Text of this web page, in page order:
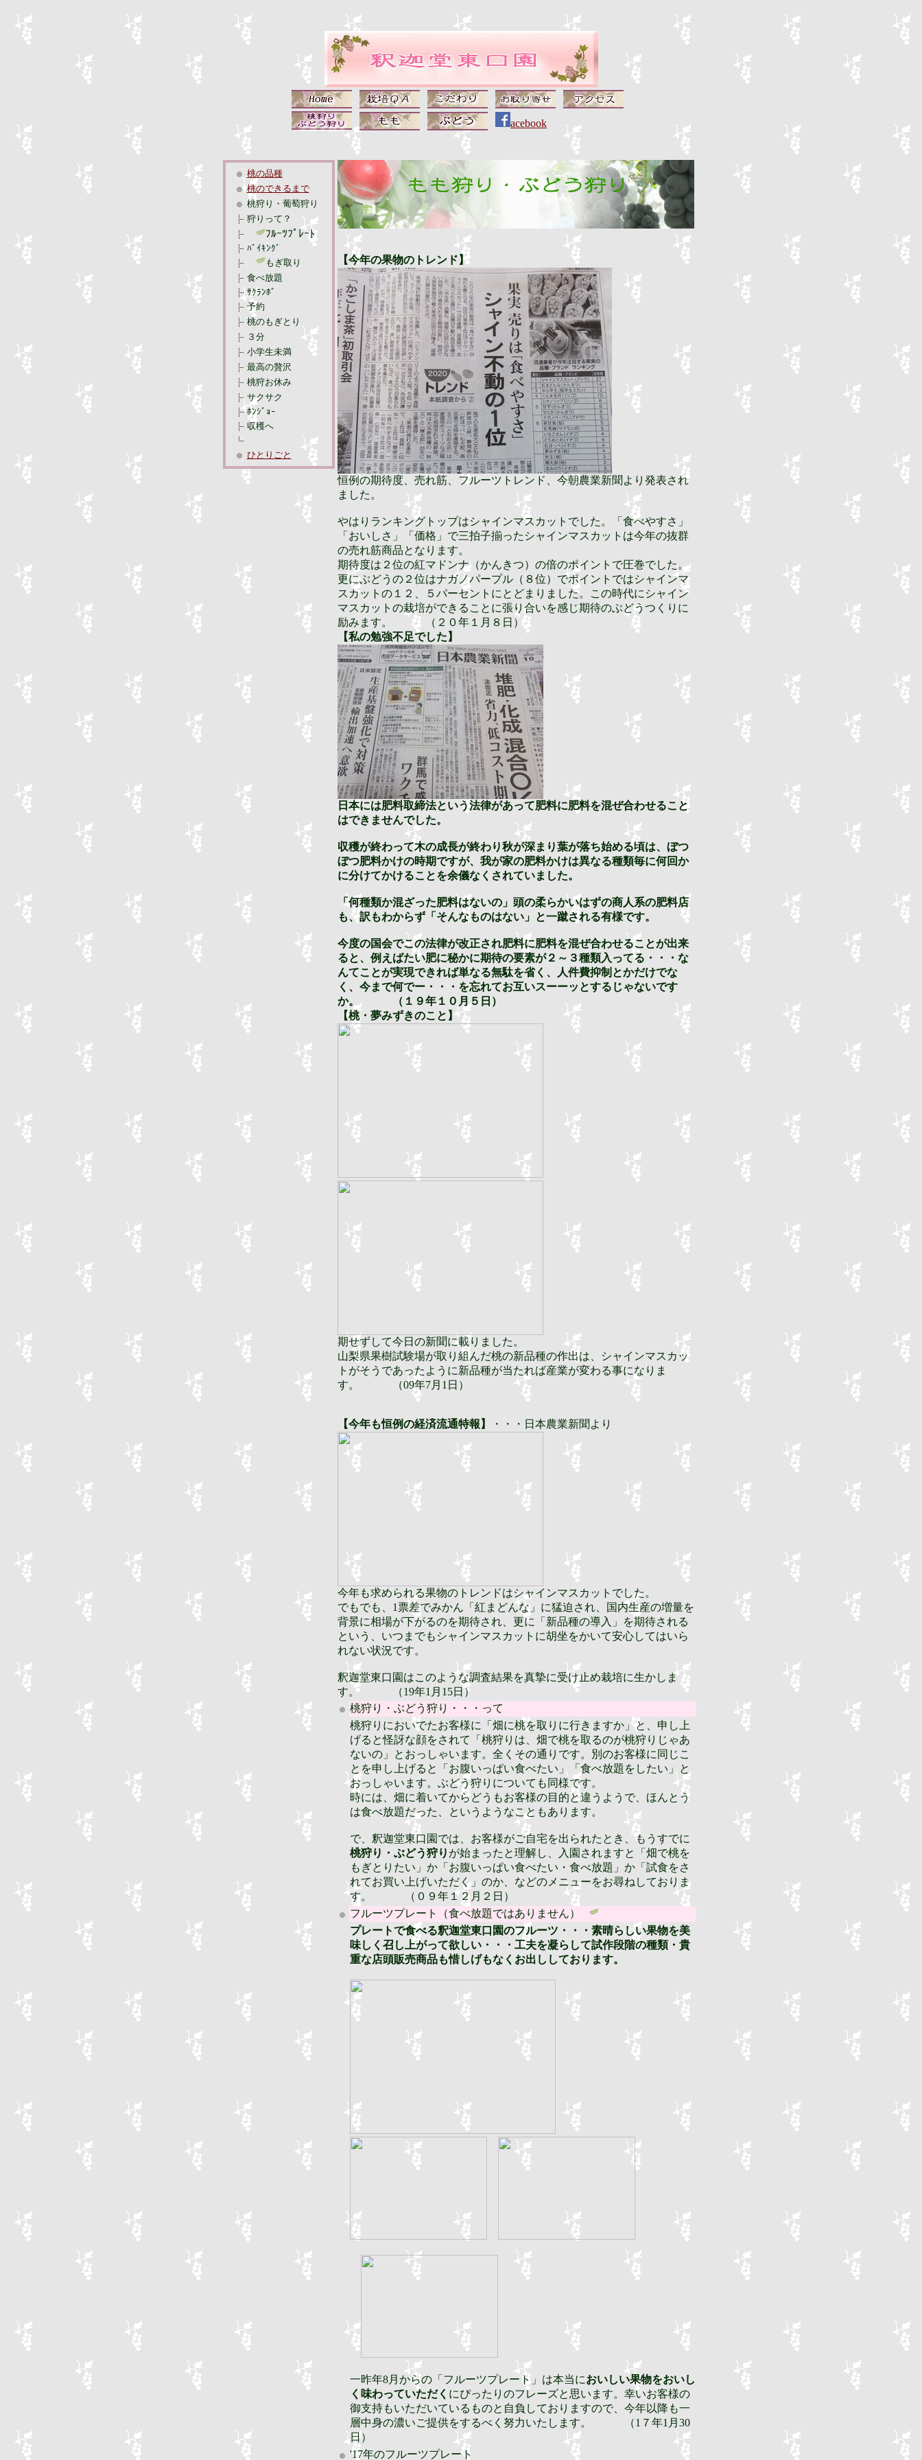
acebook
桃の品種
桃のできるまで
桃狩り・葡萄狩り
狩りって？
ﾌﾙｰﾂﾌﾟﾚｰﾄ
ﾊﾞｲｷﾝｸﾞ
もぎ取り
食べ放題
ｻｸﾗﾝﾎﾞ
予約
桃のもぎとり
３分
小学生未満
最高の贅沢
桃狩お休み
サクサク
ﾎﾝｼﾞｮｰ
収穫へ
ひとりごと
【今年の果物のトレンド】
恒例の期待度、売れ筋、フルーツトレンド、今朝農業新聞より発表され
ました。
やはりランキングトップはシャインマスカットでした。「食べやすさ」
「おいしさ」「価格」で三拍子揃ったシャインマスカットは今年の抜群
の売れ筋商品となります。
期待度は２位の紅マドンナ（かんきつ）の倍のポイントで圧巻でした。
更にぶどうの２位はナガノパープル（８位）でポイントではシャインマ
スカットの１２、５パーセントにとどまりました。この時代にシャイン
マスカットの栽培ができることに張り合いを感じ期待のぶどうつくりに
励みます。 （２０年１月８日）
【私の勉強不足でした】
日本には肥料取締法という法律があって肥料に肥料を混ぜ合わせること
はできませんでした。
収穫が終わって木の成長が終わり秋が深まり葉が落ち始める頃は、ぼつ
ぼつ肥料かけの時期ですが、我が家の肥料かけは異なる種類毎に何回か
に分けてかけることを余儀なくされていました。
「何種類か混ざった肥料はないの」頭の柔らかいはずの商人系の肥料店
も、訳もわからず「そんなものはない」と一蹴される有様です。
今度の国会でこの法律が改正され肥料に肥料を混ぜ合わせることが出来
ると、例えばたい肥に秘かに期待の要素が２～３種類入ってる・・・な
んてことが実現できれば単なる無駄を省く、人件費抑制とかだけでな
く、今まで何でー・・・を忘れてお互いスーーッとするじゃないです
か。 （１９年１０月５日）
【桃・夢みずきのこと】
期せずして今日の新聞に載りました。
山梨県果樹試験場が取り組んだ桃の新品種の作出は、シャインマスカッ
トがそうであったように新品種が当たれば産業が変わる事になりま
す。 （09年7月1日）
【今年も恒例の経済流通特報】 ・・・日本農業新聞より
今年も求められる果物のトレンドはシャインマスカットでした。
でもでも、1票差でみかん「紅まどんな」に猛迫され、国内生産の増量を
背景に相場が下がるのを期待され、更に「新品種の導入」を期待される
という、いつまでもシャインマスカットに胡坐をかいて安心してはいら
れない状況です。
釈迦堂東口園はこのような調査結果を真摯に受け止め栽培に生かしま
す。 （19年1月15日）
桃狩り・ぶどう狩り・・・って
桃狩りにおいでたお客様に「畑に桃を取りに行きますか」と、申し上
げると怪訝な顔をされて「桃狩りは、畑で桃を取るのが桃狩りじゃあ
ないの」とおっしゃいます。全くその通りです。別のお客様に同じこ
とを申し上げると「お腹いっぱい食べたい」「食べ放題をしたい」と
おっしゃいます。ぶどう狩りについても同様です。
時には、畑に着いてからどうもお客様の目的と違うようで、ほんとう
は食べ放題だった、というようなこともあります。
で、釈迦堂東口園では、お客様がご自宅を出られたとき、もうすでに
桃狩り・ぶどう狩り が始まったと理解し、入園されますと「畑で桃を
もぎとりたい」か「お腹いっぱい食べたい・食べ放題」か「試食をさ
れてお買い上げいただく」のか、などのメニューをお尋ねしておりま
す。 （０９年１２月２日）
フルーツプレート（食べ放題ではありません）
プレートで食べる釈迦堂東口園のフルーツ・・・素晴らしい果物を美
味しく召し上がって欲しい・・・工夫を凝らして試作段階の種類・貴
重な店頭販売商品も惜しげもなくお出ししております。
一昨年8月からの「フルーツプレート」は本当においしい果物をおいし
く味わっていただく にぴったりのフレーズと思います。幸いお客様の
御支持もいただいているものと自負しておりますので、今年以降も一
層中身の濃いご提供をするべく努力いたします。 （1７年1月30
日）
'17年のフルーツプレート